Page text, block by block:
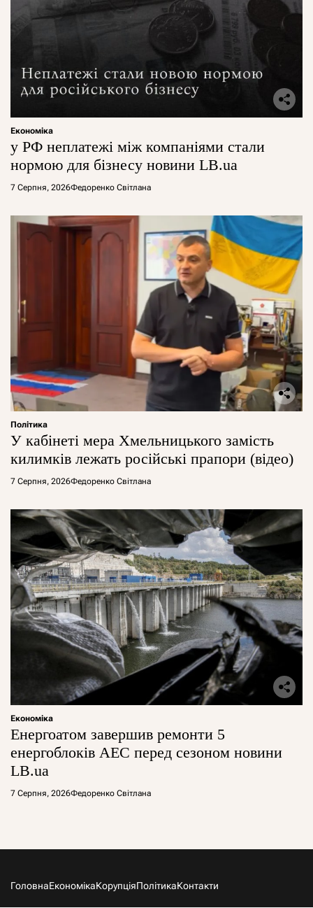
Економіка
у РФ неплатежі між компаніями стали
нормою для бізнесу новини LB.ua
7 Серпня, 2026Федоренко Світлана
Політика
У кабінеті мера Хмельницького замість
килимків лежать російські прапори (відео)
7 Серпня, 2026Федоренко Світлана
Економіка
Енергоатом завершив ремонти 5
енергоблоків АЕС перед сезоном новини
LB.ua
7 Серпня, 2026Федоренко Світлана
ГоловнаЕкономікаКорупціяПолітикаКонтакти